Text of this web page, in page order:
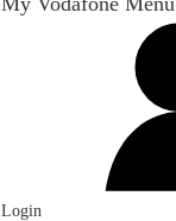
Login